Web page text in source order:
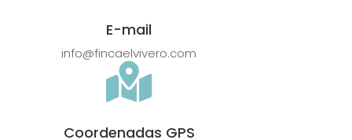
E-mail
info@fincaelvivero.com

Coordenadas GPS